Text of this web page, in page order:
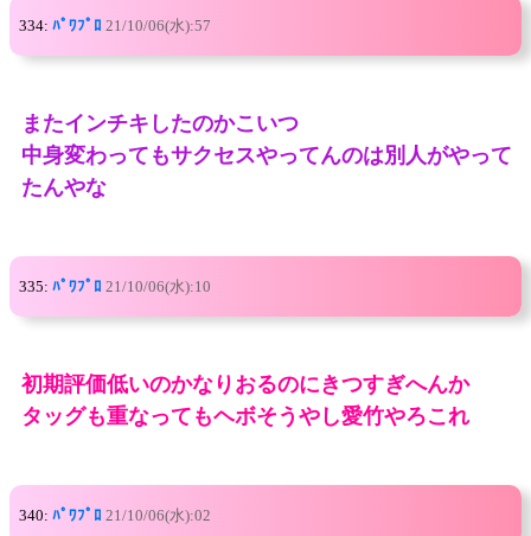
334: ﾊﾟﾜﾌﾟﾛ 21/10/06(水):57
またインチキしたのかこいつ
中身変わってもサクセスやってんのは別人がやって
たんやな
335: ﾊﾟﾜﾌﾟﾛ 21/10/06(水):10
初期評価低いのかなりおるのにきつすぎへんか
タッグも重なってもヘボそうやし愛竹やろこれ
340: ﾊﾟﾜﾌﾟﾛ 21/10/06(水):02